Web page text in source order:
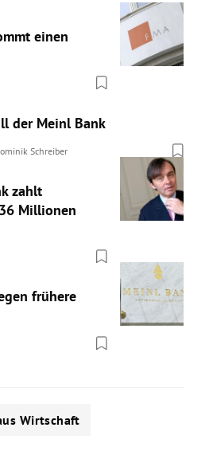
einen
der Meinl Bank
Schreiber
zahlt
Millionen
frühere
Wirtschaft